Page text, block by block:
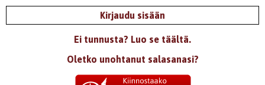
Kirjaudu sisään
Ei tunnusta? Luo se täältä.
Oletko unohtanut salasanasi?